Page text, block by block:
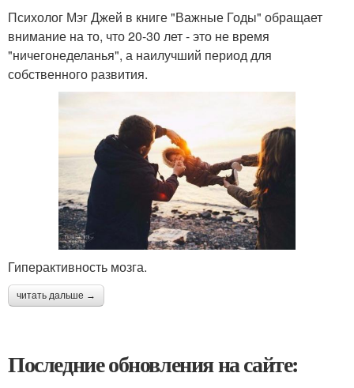
Психолог Мэг Джей в книге "Важные Годы" обращает
внимание на то, что 20-30 лет - это не время
"ничегонеделанья", а наилучший период для
собственного развития.
Гиперактивность мозга.
читать дальше →
Последние обновления на сайте: